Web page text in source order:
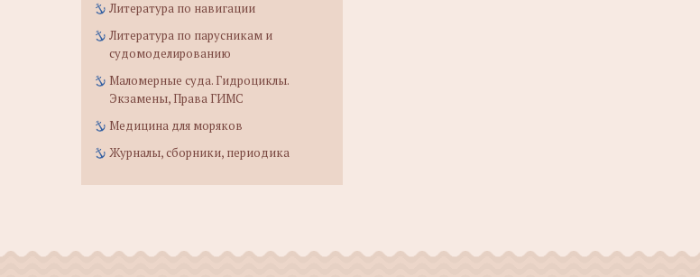
Литература по навигации
Литература по парусникам и
судомоделированию
Маломерные суда. Гидроциклы.
Экзамены, Права ГИМС
Медицина для моряков
Журналы, сборники, периодика